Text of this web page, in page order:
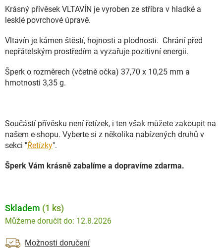
Krásný přívěsek VLTAVÍN je vyroben ze stříbra v hladké a
lesklé povrchové úpravě.
Vltavín je kámen štěstí, hojnosti a plodnosti. Chrání před
nepřátelským prostředím a vyzařuje pozitivní energii.
Šperk o rozměrech (včetně očka) 37,70 x 10,25 mm a
hmotnosti 3,35 g.
Součástí přívěsku není řetízek, i ten však můžete zakoupit na
našem e-shopu. Vyberte si z několika nabízených druhů v
sekci "Řetízky".
Šperk Vám krásně zabalíme a dopravíme zdarma.
Skladem (1 ks)
12.8.2026
Možnosti doručení